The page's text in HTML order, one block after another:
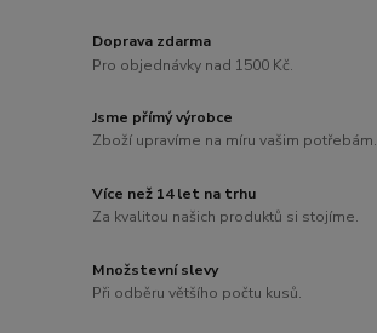
Doprava zdarma
Pro objednávky nad 1500 Kč.
Jsme přímý výrobce
Zboží upravíme na míru vašim potřebám.
Více než 14 let na trhu
Za kvalitou našich produktů si stojíme.
Množstevní slevy
Při odběru většího počtu kusů.